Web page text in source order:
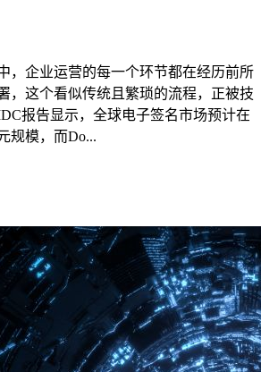
，企业运营的每一个环节都在经历前所
，这个看似传统且繁琐的流程，正被技
报告显示，全球电子签名市场预计在
规模，而Do...